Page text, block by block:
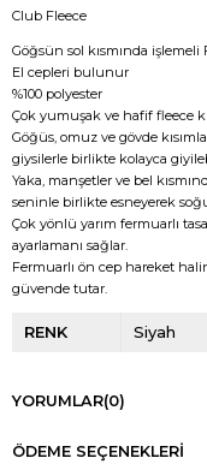
Club Fleece
Göğsün sol kısmında
El cepleri bulunur
%100 polyester
Çok yumuşak ve hafif fleece
Göğüs, omuz ve gövde
giysilerle birlikte kolayca
Yaka, manşetler ve bel
seninle birlikte esneyerek
Çok yönlü yarım fermuarlı
ayarlamanı sağlar.
Fermuarlı ön cep hareket
güvende tutar.
RENK Siyah
YORUMLAR(0)
ÖDEME SEÇENEKLERI